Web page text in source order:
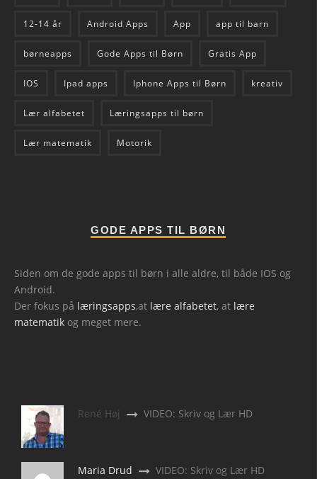
12-14 år Android Apps App app til barn
børneapps Gode Apps til Børn Gratis App
IOS Ipad apps Iphone Apps til Børn kreativ
Lær alfabetet Læringsapps til børn
Lær matematik Motorik
GODE APPS TIL BØRN
Siden om de gode apps til børn i alle aldre, til både IOS og
Android.
Der fokus på læringsapps,at lære alfabetet, at lære
matematik og meget mere.
René Høj VIDEO: Skriv og Lær HD
Maria Drud VIDEO: Skriv og Lær HD